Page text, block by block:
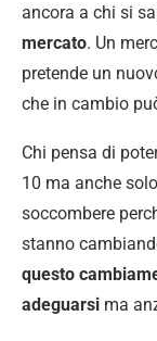
ancora a chi si
mercato. Un
pretende un
che in cambio
Chi pensa di
10 ma anche
soccombere
stanno
questo
adeguarsi ma